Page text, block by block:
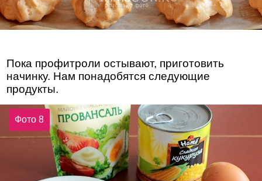
Пока профитроли остывают, приготовить
начинку. Нам понадобятся следующие
продукты.
Фото 8